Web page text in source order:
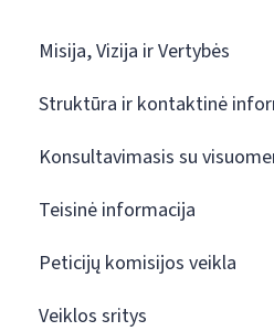
Misija, Vizija ir Vertybės
Struktūra ir kontaktinė
Konsultavimasis su
Teisinė informacija
Peticijų komisijos veikla
Veiklos sritys